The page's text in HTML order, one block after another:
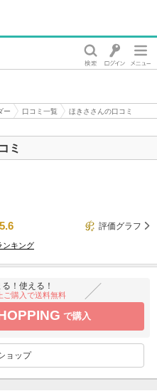
ー 口コミ一覧
ほきささんの口コミ
ミ
5.6
評価グラフ
ンキング
！使える！
ご購入で送料無料
で購入
ョップ